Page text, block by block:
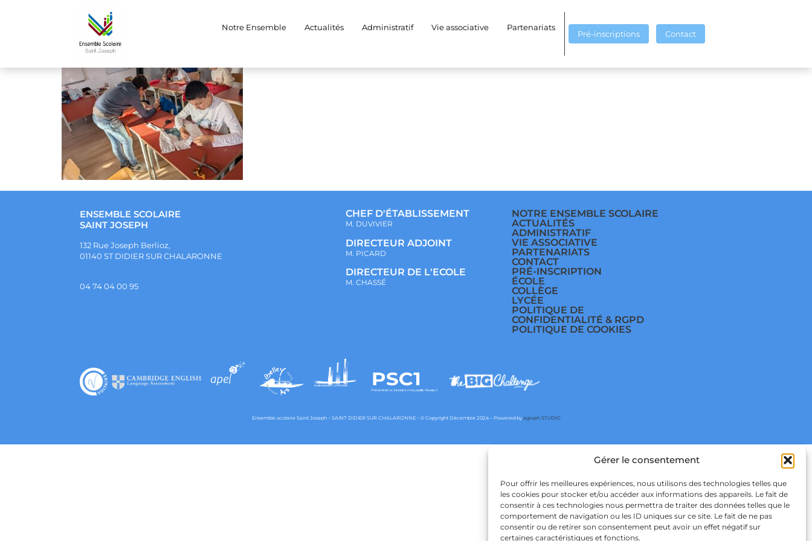
Gérer le consentement
Pour offrir les meilleures expériences, nous utilisons des technologies telles que
les cookies pour stocker et/ou accéder aux informations des appareils. Le fait de
consentir à ces technologies nous permettra de traiter des données telles que le
comportement de navigation ou les ID uniques sur ce site. Le fait de ne pas
consentir ou de retirer son consentement peut avoir un effet négatif sur
certaines caractéristiques et fonctions.
Notre Ensemble Actualités Administratif Vie associative Partenariats
Pré-inscriptions Contact
e2f83b28-931f-42e5-a532-c6ddbf52b7be
ENSEMBLE SCOLAIRE
SAINT JOSEPH
132 Rue Joseph Berlioz,
01140 ST DIDIER SUR CHALARONNE
04 74 04 00 95
CHEF D'ÉTABLISSEMENT
M. DUVIVIER
DIRECTEUR ADJOINT
M. PICARD
DIRECTEUR DE L'ECOLE
M. CHASSÉ
NOTRE ENSEMBLE SCOLAIRE
ACTUALITÉS
ADMINISTRATIF
VIE ASSOCIATIVE
PARTENARIATS
CONTACT
PRÉ-INSCRIPTION
ÉCOLE
COLLÈGE
LYCÉE
POLITIQUE DE
CONFIDENTIALITÉ & RGPD
POLITIQUE DE COOKIES
Ensemble scolaire Saint Joseph – SAINT DIDIER SUR CHALARONNE – © Copyright Décembre 2024 – Powered by agraph STUDIO